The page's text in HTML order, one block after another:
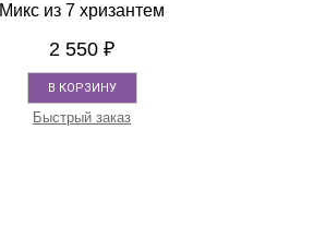
Микс из 7 хризантем
2 550 ₽
В КОРЗИНУ
Быстрый заказ